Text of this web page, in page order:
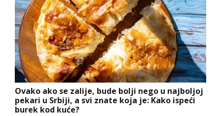
Ovako ako se zalije, bude bolji nego u najboljoj
pekari u Srbiji, a svi znate koja je: Kako ispeći
burek kod kuće?